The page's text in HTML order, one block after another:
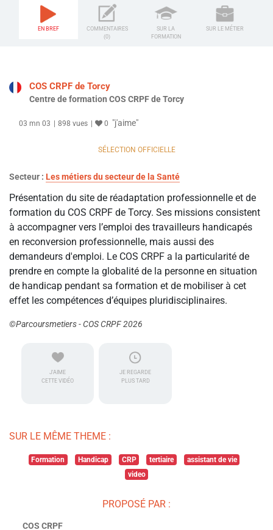
EN BREF
COMMENTAIRES
(0)
SUR LA
FORMATION
SUR LE MÉTIER
COS CRPF de Torcy
Centre de formation COS CRPF de Torcy
03 mn 03 898 vues 0 "j'aime"
SÉLECTION OFFICIELLE
Secteur : Les métiers du secteur de la Santé
Présentation du site de réadaptation professionnelle et de
formation du COS CRPF de Torcy. Ses missions consistent
à accompagner vers l’emploi des travailleurs handicapés
en reconversion professionnelle, mais aussi des
demandeurs d'emploi. Le COS CRPF a la particularité de
prendre en compte la globalité de la personne en situation
de handicap pendant sa formation et de mobiliser à cet
effet les compétences d’équipes pluridisciplinaires.
©Parcoursmetiers - COS CRPF 2026
J'AIME
CETTE VIDÉO
JE REGARDE
PLUS TARD
SUR LE MÊME THEME :
Formation Handicap CRP tertiaire
assistant de vie
video
PROPOSÉ PAR :
COS CRPF